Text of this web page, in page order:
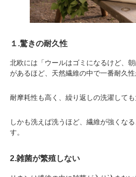
１.驚きの耐久性
北欧には「ウールはゴミになるけど、
があるほど、天然繊維の中で一番耐久性
耐摩耗性も高く、繰り返しの洗濯しても
しかも洗えば洗うほど、繊維が強くな
す。
2.雑菌が繁殖しない